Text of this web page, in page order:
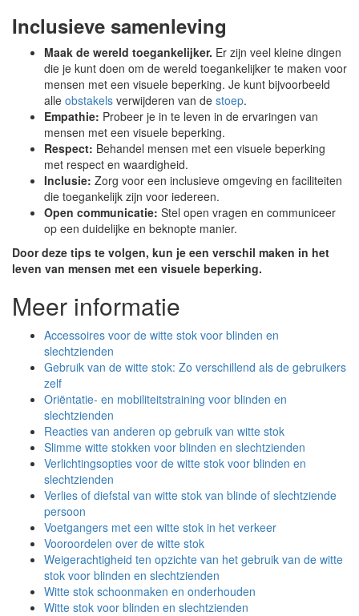
Inclusieve samenleving
Maak de wereld toegankelijker. Er zijn veel kleine dingen
die je kunt doen om de wereld toegankelijker te maken voor
mensen met een visuele beperking. Je kunt bijvoorbeeld
alle obstakels verwijderen van de stoep.
Empathie: Probeer je in te leven in de ervaringen van
mensen met een visuele beperking.
Respect: Behandel mensen met een visuele beperking
met respect en waardigheid.
Inclusie: Zorg voor een inclusieve omgeving en faciliteiten
die toegankelijk zijn voor iedereen.
Open communicatie: Stel open vragen en communiceer
op een duidelijke en beknopte manier.
Door deze tips te volgen, kun je een verschil maken in het
leven van mensen met een visuele beperking.
Meer informatie
Accessoires voor de witte stok voor blinden en
slechtzienden
Gebruik van de witte stok: Zo verschillend als de gebruikers
zelf
Oriëntatie- en mobiliteitstraining voor blinden en
slechtzienden
Reacties van anderen op gebruik van witte stok
Slimme witte stokken voor blinden en slechtzienden
Verlichtingsopties voor de witte stok voor blinden en
slechtzienden
Verlies of diefstal van witte stok van blinde of slechtziende
persoon
Voetgangers met een witte stok in het verkeer
Vooroordelen over de witte stok
Weigerachtigheid ten opzichte van het gebruik van de witte
stok voor blinden en slechtzienden
Witte stok schoonmaken en onderhouden
Witte stok voor blinden en slechtzienden